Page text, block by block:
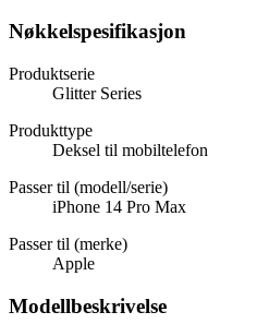
Nøkkelspesifikasjon
Produktserie
Glitter Series
Produkttype
Deksel til mobiltelefon
Passer til (modell/serie)
iPhone 14 Pro Max
Passer til (merke)
Apple
Modellbeskrivelse